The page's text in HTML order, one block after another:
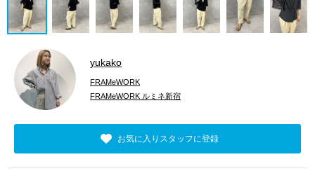
yukako
FRAMeWORK
FRAMeWORK ルミネ新宿
お気に入りスタッフに登録